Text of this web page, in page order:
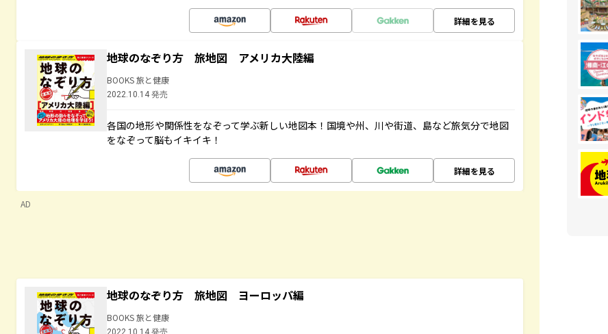
詳細を見る
地球のなぞり方 旅地図 アメリカ大陸編
BOOKS 旅と健康
2022.10.14 発売
各国の地形や関係性をなぞって学ぶ新しい地図本！国境や州、川や街道、島など旅気分で地図
をなぞって脳もイキイキ！
詳細を見る
AD
地球のなぞり方 旅地図 ヨーロッパ編
BOOKS 旅と健康
2022.10.14 発売